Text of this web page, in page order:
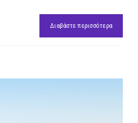
Διαβάστε περισσότερα